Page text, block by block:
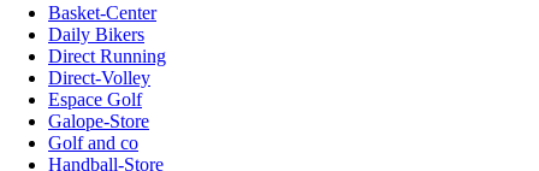
Basket-Center
Daily Bikers
Direct Running
Direct-Volley
Espace Golf
Galope-Store
Golf and co
Handball-Store